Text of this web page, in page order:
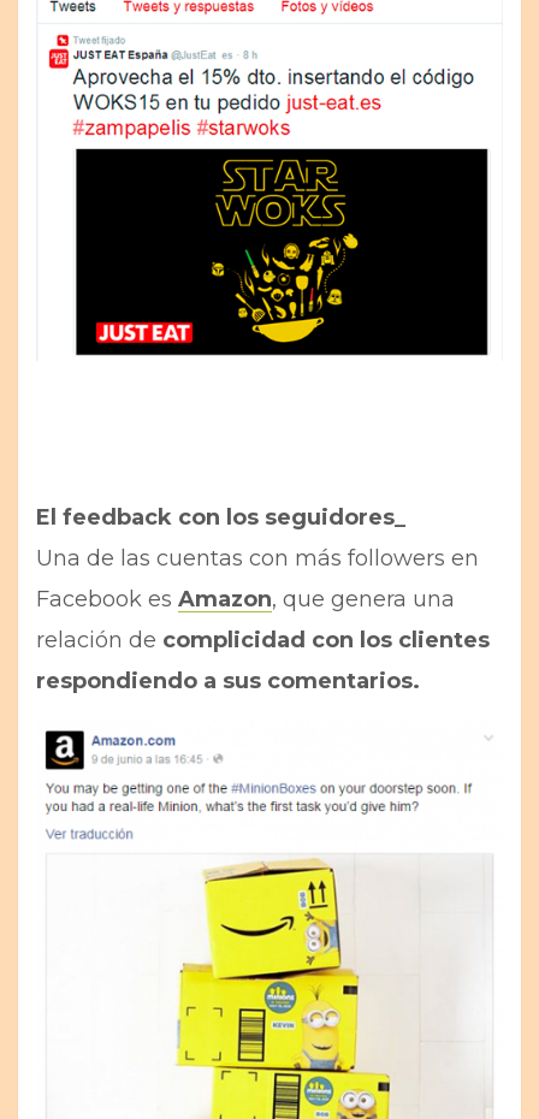
El feedback con los seguidores_
Una de las cuentas con más followers en
Facebook es Amazon, que genera una
relación de complicidad con los clientes
respondiendo a sus comentarios.